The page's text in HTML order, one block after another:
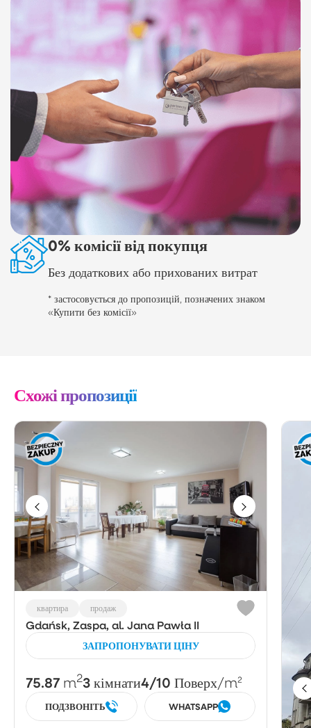
0% комісії від покупця
Без додаткових або прихованих витрат
* застосовується до пропозицій, позначених знаком
«Купити без комісії»
Схожі пропозиції
квартира продаж
Gdańsk, Zaspa, al. Jana Pawła II
ЗАПРОПОНУВАТИ ЦІНУ
75.87 m23 кімнати4/10 Поверх/m²
ПОДЗВОНІТЬ WHATSAPP